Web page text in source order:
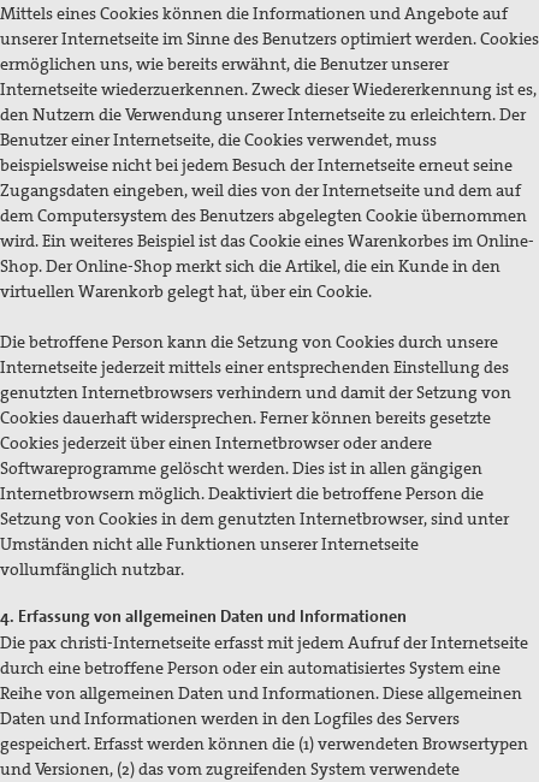
Mittels eines Cookies können die Informationen und Angebote auf
unserer Internetseite im Sinne des Benutzers optimiert werden. Cookies
ermöglichen uns, wie bereits erwähnt, die Benutzer unserer
Internetseite wiederzuerkennen. Zweck dieser Wiedererkennung ist es,
den Nutzern die Verwendung unserer Internetseite zu erleichtern. Der
Benutzer einer Internetseite, die Cookies verwendet, muss
beispielsweise nicht bei jedem Besuch der Internetseite erneut seine
Zugangsdaten eingeben, weil dies von der Internetseite und dem auf
dem Computersystem des Benutzers abgelegten Cookie übernommen
wird. Ein weiteres Beispiel ist das Cookie eines Warenkorbes im Online-
Shop. Der Online-Shop merkt sich die Artikel, die ein Kunde in den
virtuellen Warenkorb gelegt hat, über ein Cookie.
Die betroffene Person kann die Setzung von Cookies durch unsere
Internetseite jederzeit mittels einer entsprechenden Einstellung des
genutzten Internetbrowsers verhindern und damit der Setzung von
Cookies dauerhaft widersprechen. Ferner können bereits gesetzte
Cookies jederzeit über einen Internetbrowser oder andere
Softwareprogramme gelöscht werden. Dies ist in allen gängigen
Internetbrowsern möglich. Deaktiviert die betroffene Person die
Setzung von Cookies in dem genutzten Internetbrowser, sind unter
Umständen nicht alle Funktionen unserer Internetseite
vollumfänglich nutzbar.
4. Erfassung von allgemeinen Daten und Informationen
Die pax christi-Internetseite erfasst mit jedem Aufruf der Internetseite
durch eine betroffene Person oder ein automatisiertes System eine
Reihe von allgemeinen Daten und Informationen. Diese allgemeinen
Daten und Informationen werden in den Logfiles des Servers
gespeichert. Erfasst werden können die (1) verwendeten Browsertypen
und Versionen, (2) das vom zugreifenden System verwendete